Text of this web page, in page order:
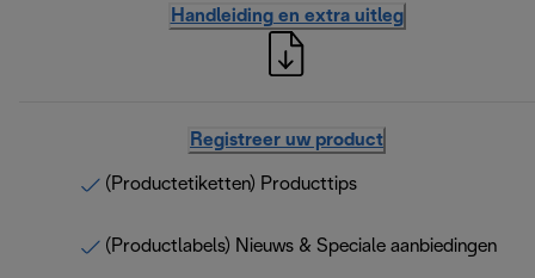
Handleiding en extra uitleg
Registreer uw product
(Productetiketten) Producttips
(Productlabels) Nieuws & Speciale aanbiedingen